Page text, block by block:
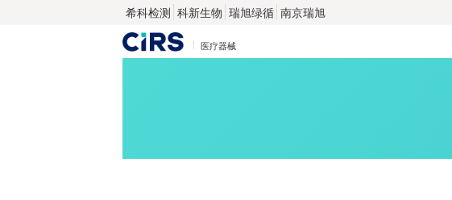
希科检测 科新生物 瑞旭绿循 南京瑞旭
医疗器械